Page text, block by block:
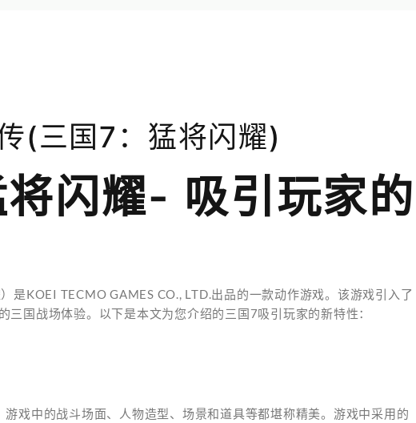
(三国7：猛将闪耀)
闪耀- 吸引玩家的
是KOEI TECMO GAMES CO., LTD.出品的一款动作游戏。该游戏引入了
三国战场体验。以下是本文为您介绍的三国7吸引玩家的新特性：
戏中的战斗场面、人物造型、场景和道具等都堪称精美。游戏中采用的